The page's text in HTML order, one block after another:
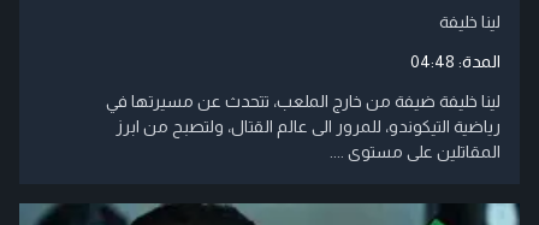
لينا خليفة
المدة: 04:48
لينا خليفة ضيفة من خارج الملعب، تتحدث عن مسيرتها في
رياضية التيكوندو، للمرور الى عالم القتال، ولتصبح من ابرز
المقاتلين على مستوى ....